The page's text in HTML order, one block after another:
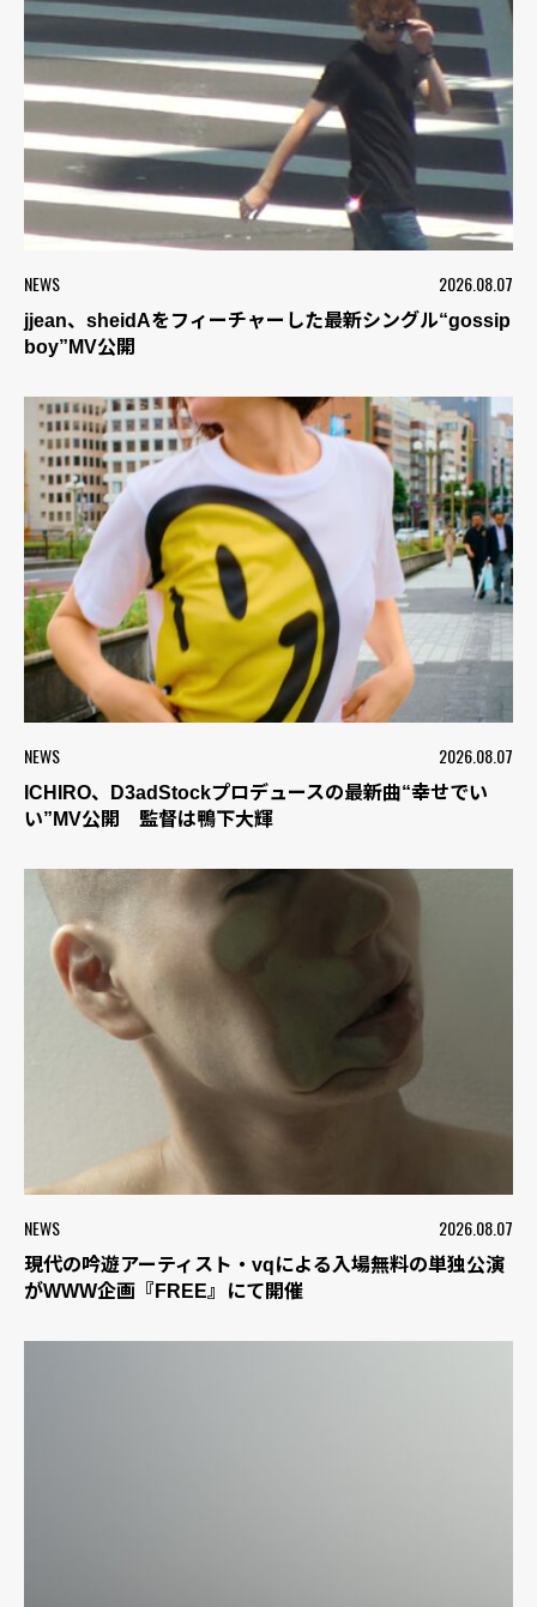
NEWS 2026.08.07
jjean、sheidAをフィーチャーした最新シングル“gossip
boy”MV公開
NEWS 2026.08.07
ICHIRO、D3adStockプロデュースの最新曲“幸せでい
い”MV公開 監督は鴨下大輝
NEWS 2026.08.07
現代の吟遊アーティスト・vqによる入場無料の単独公演
がWWW企画『FREE』にて開催